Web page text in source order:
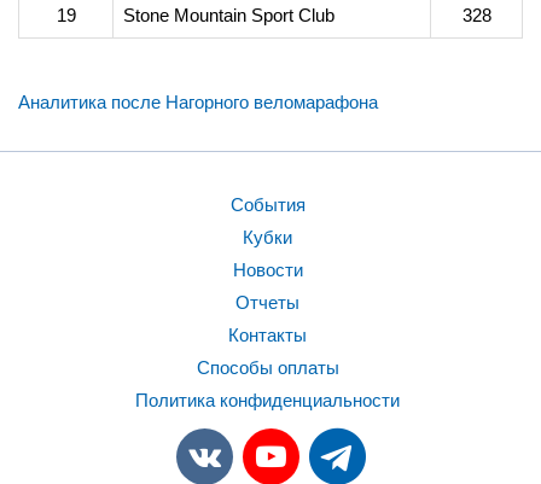
19 Stone Mountain Sport Club 328
Аналитика после Нагорного веломарафона
События
Кубки
Новости
Отчеты
Контакты
Способы оплаты
Политика конфиденциальности